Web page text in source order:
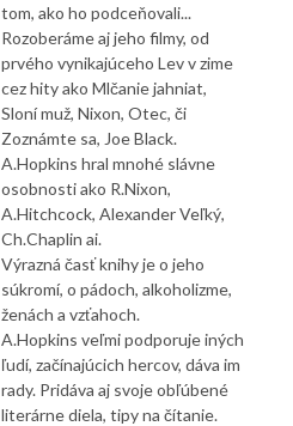
tom, ako ho podceňovali...
Rozoberáme aj jeho filmy, od
prvého vynikajúceho Lev v zime
cez hity ako Mlčanie jahniat,
Sloní muž, Nixon, Otec, či
Zoznámte sa, Joe Black.
A.Hopkins hral mnohé slávne
osobnosti ako R.Nixon,
A.Hitchcock, Alexander Veľký,
Ch.Chaplin ai.
Výrazná časť knihy je o jeho
súkromí, o pádoch, alkoholizme,
ženách a vzťahoch.
A.Hopkins veľmi podporuje iných
ľudí, začínajúcich hercov, dáva im
rady. Pridáva aj svoje obľúbené
literárne diela, tipy na čítanie.